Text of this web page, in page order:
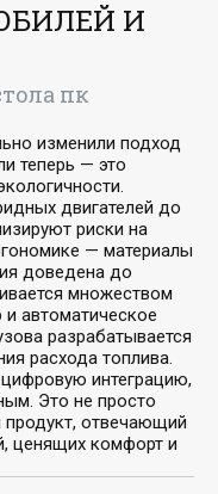
И
пк
изменили подход
теперь — это
двигателей до
риски на
— материалы
доведена до
множеством
автоматическое
разрабатывается
расхода топлива.
интеграцию,
Это не просто
продукт, отвечающий
ценящих комфорт и